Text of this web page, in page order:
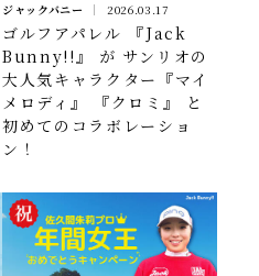
ジャックバニー 2026.03.17
ゴルフアパレル 『Jack
Bunny!!』 が サンリオの
大人気キャラクター『マイ
メロディ』 『クロミ』 と
初めてのコラボレーショ
ン！